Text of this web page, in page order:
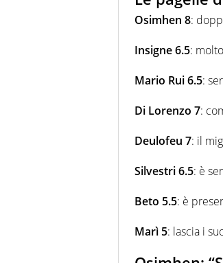
Osimhen 8:
Insigne 6.5:
Mario Rui 6.5:
Di Lorenzo 7:
Deulofeu 7: il
Silvestri 6.5: è
Beto 5.5: è
Marì 5: lascia i